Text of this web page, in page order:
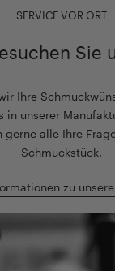
SERVICE VOR ORT
Sie
Ihre
in unserer
gerne alle Ihre
Schmuckstück.
zu